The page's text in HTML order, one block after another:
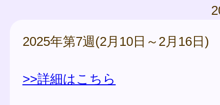
2025年第7週(2月10日～2月16日)
>>詳細はこちら